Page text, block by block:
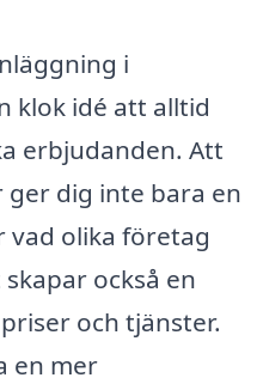
i
klok idé att alltid
erbjudanden. Att
dig inte bara en
vad olika företag
också en
och tjänster.
en mer